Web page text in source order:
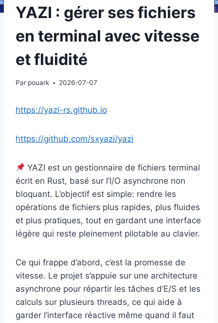
YAZI : gérer ses fichiers
en terminal avec vitesse
et fluidité
Par pouark 2026-07-07
https://yazi-rs.github.io
https://github.com/sxyazi/yazi
YAZI est un gestionnaire de fichiers terminal
écrit en Rust, basé sur l’I/O asynchrone non
bloquant. L’objectif est simple: rendre les
opérations de fichiers plus rapides, plus fluides
et plus pratiques, tout en gardant une interface
légère qui reste pleinement pilotable au clavier.
Ce qui frappe d’abord, c’est la promesse de
vitesse. Le projet s’appuie sur une architecture
asynchrone pour répartir les tâches d’E/S et les
calculs sur plusieurs threads, ce qui aide à
garder l’interface réactive même quand il faut